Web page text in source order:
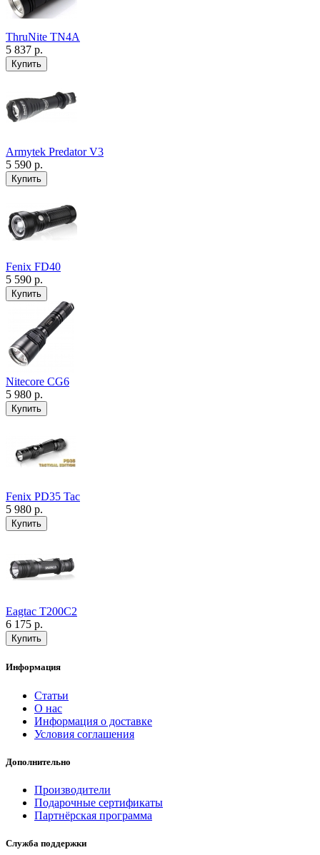
ThruNite TN4A
5 837 р.
Armytek Predator V3
5 590 р.
Fenix FD40
5 590 р.
Nitecore CG6
5 980 р.
Fenix PD35 Tac
5 980 р.
Eagtac T200C2
6 175 р.
Информация
Статьи
О нас
Информация о доставке
Условия соглашения
Дополнительно
Производители
Подарочные сертификаты
Партнёрская программа
Служба поддержки